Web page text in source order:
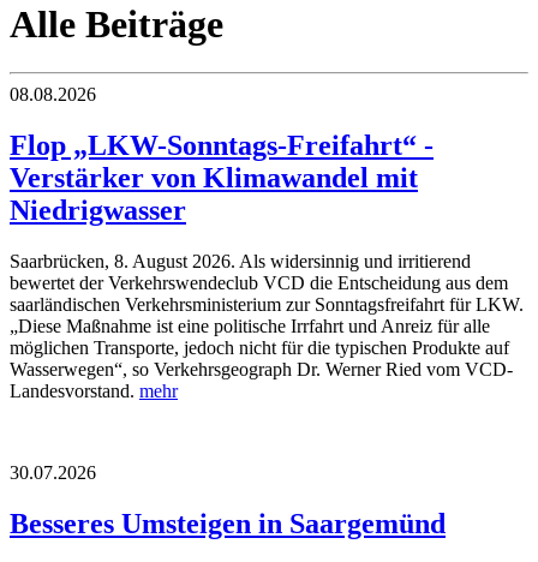
Alle Beiträge
08.08.2026
Flop „LKW-Sonntags-Freifahrt“ -
Verstärker von Klimawandel mit
Niedrigwasser
Saarbrücken, 8. August 2026. Als widersinnig und irritierend
bewertet der Verkehrswendeclub VCD die Entscheidung aus dem
saarländischen Verkehrsministerium zur Sonntagsfreifahrt für LKW.
„Diese Maßnahme ist eine politische Irrfahrt und Anreiz für alle
möglichen Transporte, jedoch nicht für die typischen Produkte auf
Wasserwegen“, so Verkehrsgeograph Dr. Werner Ried vom VCD-
Landesvorstand. mehr
30.07.2026
Besseres Umsteigen in Saargemünd